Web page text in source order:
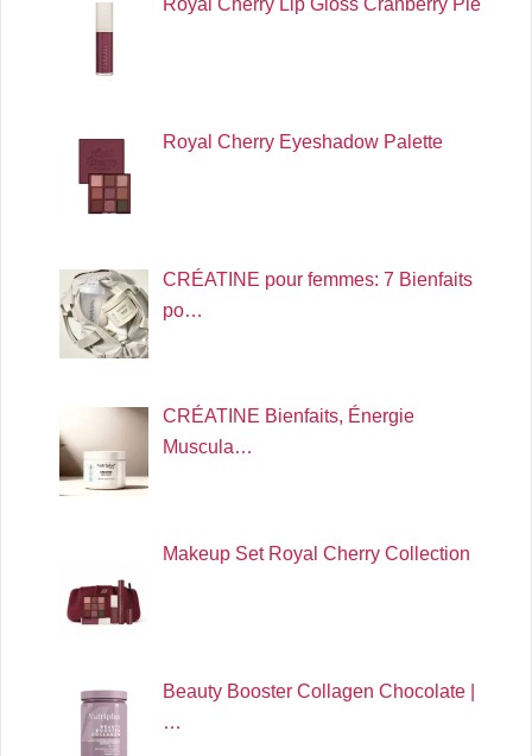
Royal Cherry Lip Gloss Cranberry Pie
Royal Cherry Eyeshadow Palette
CRÉATINE pour femmes: 7 Bienfaits
po…
CRÉATINE Bienfaits, Énergie
Muscula…
Makeup Set Royal Cherry Collection
Beauty Booster Collagen Chocolate |
…